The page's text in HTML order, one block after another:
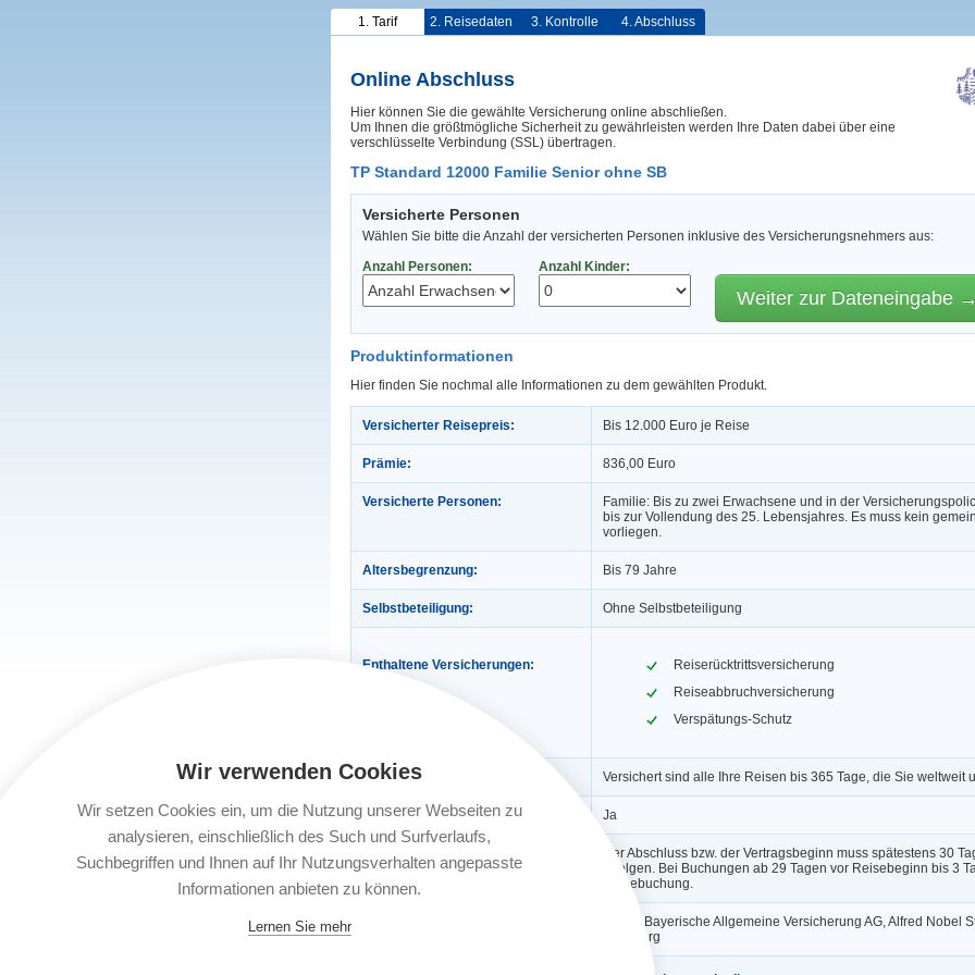
1. Tarif 2. Reisedaten 3. Kontrolle 4. Abschluss
Online Abschluss
Hier können Sie die gewählte Versicherung online abschließen.
Um Ihnen die größtmögliche Sicherheit zu gewährleisten werden Ihre Daten dabei über eine
verschlüsselte Verbindung (SSL) übertragen.
TP Standard 12000 Familie Senior ohne SB
Versicherte Personen
Wählen Sie bitte die Anzahl der versicherten Personen inklusive des Versicherungsnehmers aus:
Anzahl Personen:
Anzahl Kinder:
Weiter zur Dateneingabe
Produktinformationen
Hier finden Sie nochmal alle Informationen zu dem gewählten Produkt.
Versicherter Reisepreis: Bis 12.000 Euro je Reise
Prämie: 836,00 Euro
Versicherte Personen:
Familie: Bis zu zwei Erwachsene und in der
bis zur Vollendung des 25. Lebensjahres. Es muss kein
vorliegen.
Altersbegrenzung: Bis 79 Jahre
Selbstbeteiligung: Ohne Selbstbeteiligung
Enthaltene Versicherungen:
Reiserücktrittsversicherung
Reiseabbruchversicherung
Verspätungs-Schutz
Gültigkeit: Versichert sind alle Ihre Reisen bis 365 Tage, die Sie weltweit
Automatische Verlängerung: Ja
Buchungsfrist:
Der Abschluss bzw. der Vertragsbeginn muss spätestens 30
erfolgen. Bei Buchungen ab 29 Tagen vor Reisebeginn bis 3
Reisebuchung.
BA die Bayerische Allgemeine Versicherung AG, Alfred Nobel
Würzburg
Wir verwenden Cookies
Wir setzen Cookies ein, um die Nutzung unserer Webseiten zu
analysieren, einschließlich des Such und Surfverlaufs,
Suchbegriffen und Ihnen auf Ihr Nutzungsverhalten angepasste
Informationen anbieten zu können.
Lernen Sie mehr